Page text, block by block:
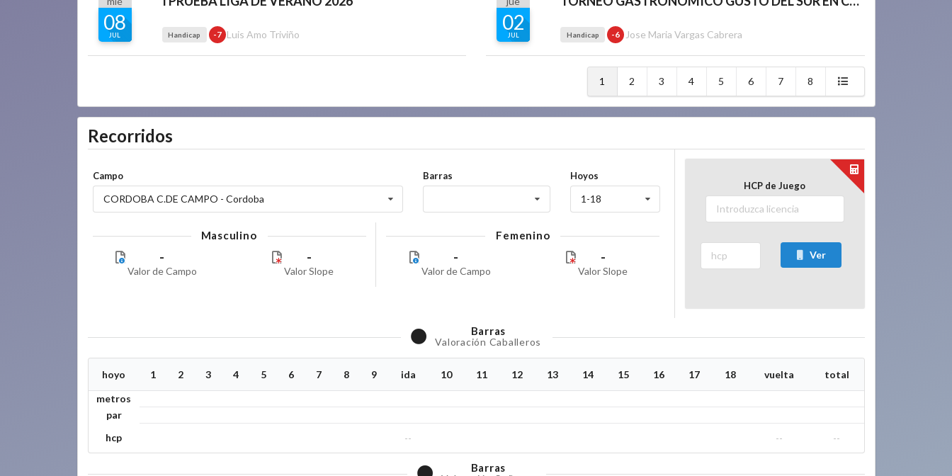
08
JUL Handicap -7 Luis Amo Triviño
02
JUL Handicap -6 Jose Maria Vargas Cabrera
1 2 3 4 5 6 7 8
Recorridos
Campo
CORDOBA C.DE CAMPO - Cordoba
Barras Hoyos
1-18
Masculino
-
Valor de Campo
-
Valor Slope
Femenino
-
Valor de Campo
-
Valor Slope
HCP de Juego
Ver
Barras
Valoración Caballeros
hoyo 1 2 3 4 5 6 7 8 9 ida 10 11 12 13 14 15 16 17 18 vuelta
total
metros
par
hcp
-- -- --
Barras